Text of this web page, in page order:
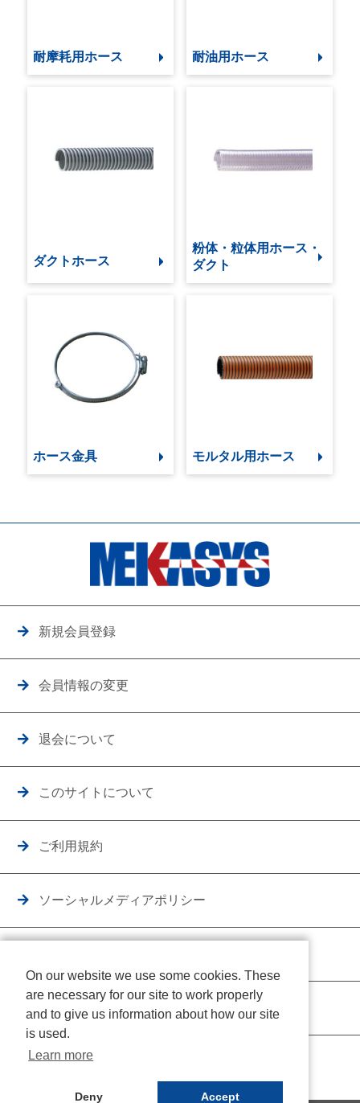
耐摩耗用ホース 耐油用ホース
ダクトホース
粉体・粒体用ホース・
ダクト
ホース金具 モルタル用ホース
新規会員登録
会員情報の変更
退会について
このサイトについて
ご利用規約
ソーシャルメディアポリシー
クッキーポリシー
On our website we use some cookies. These
are necessary for our site to work properly
and to give us information about how our site
is used.
Learn more
Deny Accept